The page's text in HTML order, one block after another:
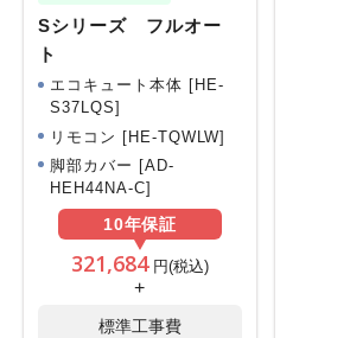
Sシリーズ フルオー
ト
エコキュート本体 [HE-
S37LQS]
リモコン [HE-TQWLW]
脚部カバー [AD-
HEH44NA-C]
10年保証
321,684円(税込)
+
標準工事費